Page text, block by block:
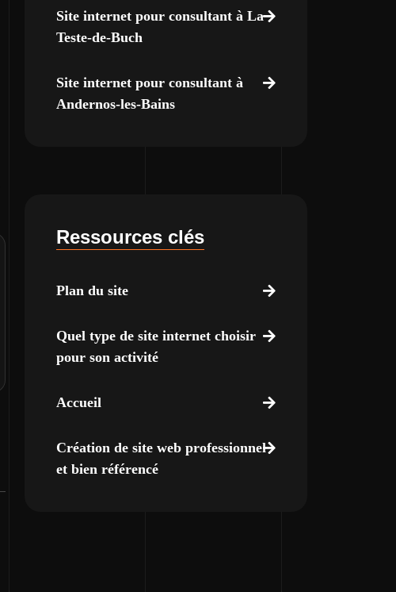
Site internet pour consultant à La
Teste-de-Buch
Site internet pour consultant à
Andernos-les-Bains
Ressources clés
Plan du site
Quel type de site internet choisir
pour son activité
Accueil
Création de site web professionnel
et bien référencé